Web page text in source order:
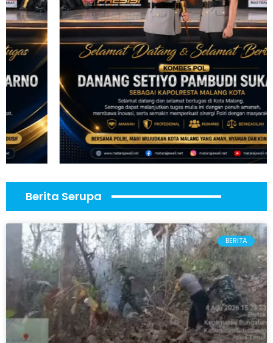
Berita Serupa
BERITA